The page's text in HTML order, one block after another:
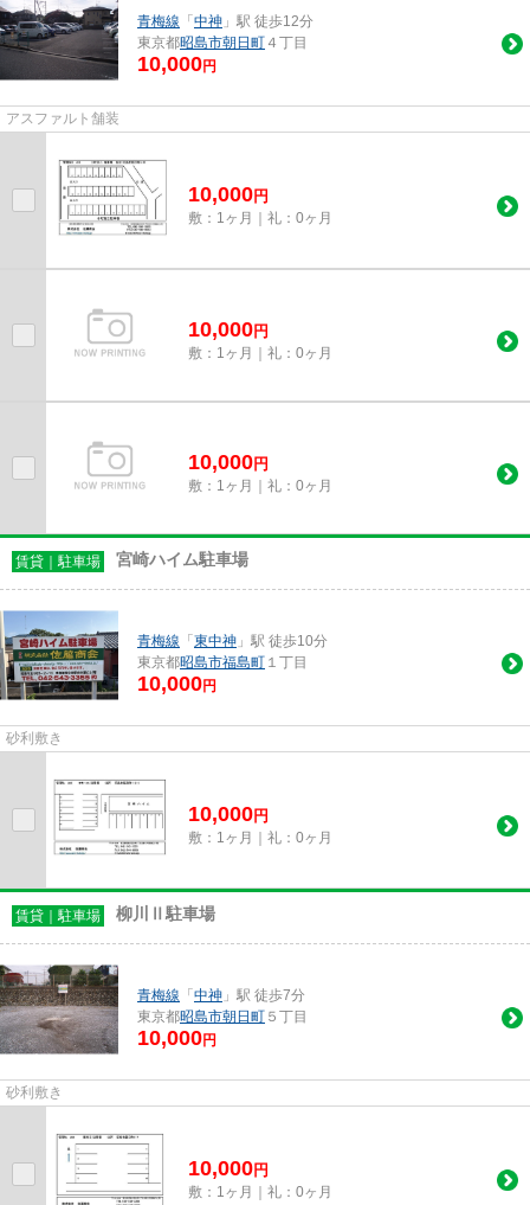
青梅線 「 中神 」駅 徒歩12分
東京都昭島市朝日町 ４丁目
10,000円
アスファルト舗装
10,000円
敷：1ヶ月｜礼：0ヶ月
10,000円
敷：1ヶ月｜礼：0ヶ月
10,000円
敷：1ヶ月｜礼：0ヶ月
賃貸｜駐車場 宮崎ハイム駐車場
青梅線 「 東中神 」駅 徒歩10分
東京都昭島市福島町 １丁目
10,000円
砂利敷き
10,000円
敷：1ヶ月｜礼：0ヶ月
賃貸｜駐車場 柳川Ⅱ駐車場
青梅線 「 中神 」駅 徒歩7分
東京都昭島市朝日町 ５丁目
10,000円
砂利敷き
10,000円
敷：1ヶ月｜礼：0ヶ月